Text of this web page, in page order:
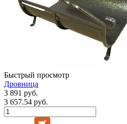
Быстрый просмотр
Дровница
3 891 руб.
3 657.54 руб.